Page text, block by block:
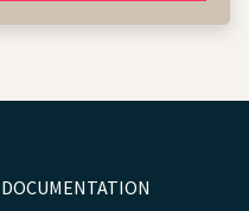
DOCUMENTATION